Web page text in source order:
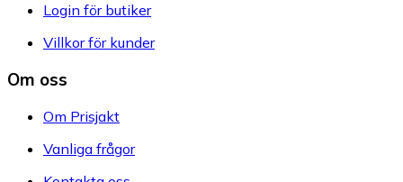
Login för butiker
Villkor för kunder
Om oss
Om Prisjakt
Vanliga frågor